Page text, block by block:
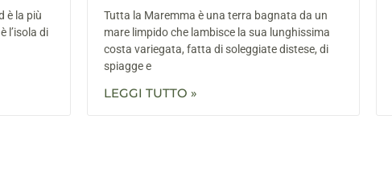
è la più
l’isola di
Tutta la Maremma è una terra bagnata da un
mare limpido che lambisce la sua lunghissima
costa variegata, fatta di soleggiate distese, di
spiagge e
LEGGI TUTTO »